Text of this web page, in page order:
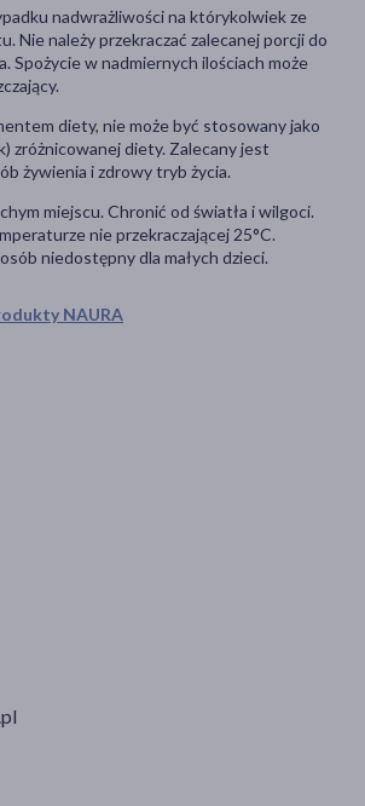
NAURA
nadwrażliwości na którykolwiek ze
Nie należy przekraczać zalecanej porcji do
Spożycie w nadmiernych ilościach może
diety, nie może być stosowany jako
zróżnicowanej diety. Zalecany jest
żywienia i zdrowy tryb życia.
miejscu. Chronić od światła i wilgoci.
nie przekraczającej 25°C.
niedostępny dla małych dzieci.